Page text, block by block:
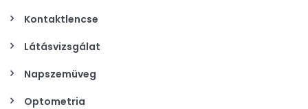
Kontaktlencse
Látásvizsgálat
Napszemüveg
Optometria